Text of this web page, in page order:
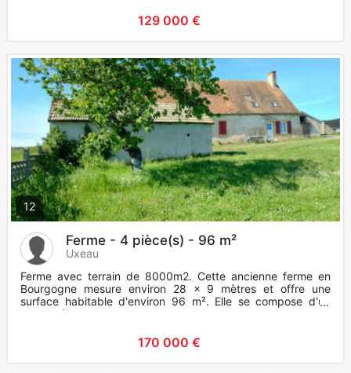
129 000 €
12
Ferme - 4 pièce(s) - 96 m²
Uxeau
Ferme avec terrain de 8000m2. Cette ancienne ferme en
Bourgogne mesure environ 28 x 9 mètres et offre une
surface habitable d'environ 96 m². Elle se compose d'un
grand séjour, d
170 000 €